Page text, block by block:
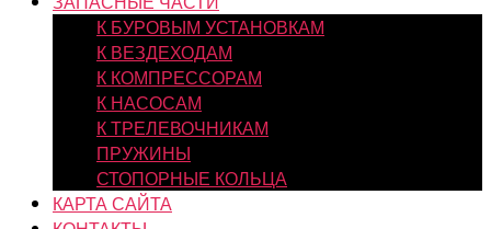
К БУРОВЫМ УСТАНОВКАМ
К ВЕЗДЕХОДАМ
К КОМПРЕССОРАМ
К НАСОСАМ
К ТРЕЛЕВОЧНИКАМ
ПРУЖИНЫ
СТОПОРНЫЕ КОЛЬЦА
КАРТА САЙТА